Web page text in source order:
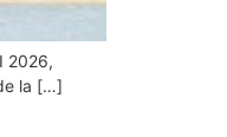
2026,
la […]